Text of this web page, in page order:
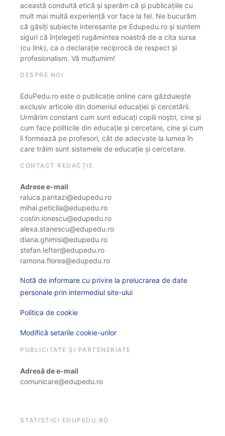
această conduită etică și sperăm că și publicațiile cu
mult mai multă experiență vor face la fel. Ne bucurăm
că găsiți subiecte interesante pe Edupedu.ro și suntem
siguri că înțelegeți rugămintea noastră de a cita sursa
(cu link), ca o declarație reciprocă de respect și
profesionalism. Vă mulțumim!
DESPRE NOI
EduPedu.ro este o publicație online care găzduiește
exclusiv articole din domeniul educației și cercetării.
Urmărim constant cum sunt educați copiii noștri, cine și
cum face politicile din educație și cercetare, cine și cum
îi formează pe profesori, cât de adecvate la lumea în
care trăim sunt sistemele de educație și cercetare.
CONTACT REDACȚIE
Adrese e-mail
raluca.pantazi@edupedu.ro
mihai.peticila@edupedu.ro
costin.ionescu@edupedu.ro
alexa.stanescu@edupedu.ro
diana.ghimisi@edupedu.ro
stefan.lefter@edupedu.ro
ramona.florea@edupedu.ro
Notă de informare cu privire la prelucrarea de date
personale prin intermediul site-ului
Politica de cookie
Modifică setarile cookie-urilor
PUBLICITATE ȘI PARTENERIATE
Adresă de e-mail
comunicare@edupedu.ro
STATISTICI EDUPEDU.RO